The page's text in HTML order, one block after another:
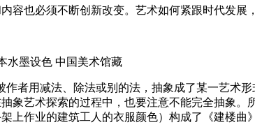
容也必须不断创新改变。艺术如何紧跟时代发展
水墨设色 中国美术馆藏
作者用减法、除法或别的法，抽象成了某一艺术
象艺术探索的过程中，也要注意不能完全抽象
上作业的建筑工人的衣服颜色）构成了《建楼曲》